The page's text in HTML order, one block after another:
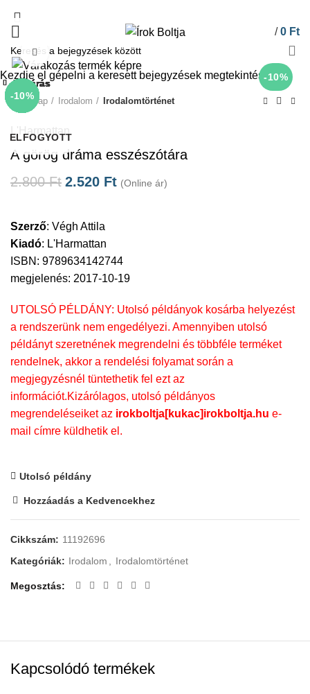
/ 0 Ft
-10%
Click to enlarge
Kezdőlap Irodalom Irodalomtörténet
L'Harmattan
A görög dráma esszészótára
2.800Ft 2.520 Ft (Online ár)
Szerző: Végh Attila
Kiadó: L'Harmattan
ISBN: 9789634142744
megjelenés: 2017-10-19
UTOLSÓ PÉLDÁNY: Utolsó példányok kosárba helyezést
a rendszerünk nem engedélyezi. Amennyiben utolsó
példányt szeretnének megrendelni és többféle terméket
rendelnek, akkor a rendelési folyamat során a
megjegyzésnél tüntethetik fel ezt az
információt.Kizárólagos, utolsó példányos
megrendeléseiket az irokboltja[kukac]irokboltja.hu e-
mail címre küldhetik el.
Utolsó példány
Hozzáadás a Kedvencekhez
Cikkszám: 11192696
Kategóriák: Irodalom , Irodalomtörténet
Megosztás
Kapcsolódó termékek
-10%
Bezárás
-10%
Bezárás
-10%
Bezárás
-10%
Bezárás
-50%
Bezárás
-10%
Bezárás
-10%
Bezárás
-10%
ELFOGYOTT
Bezárás
Kezdje el gépelni a keresett bejegyzések megtekintéséhez.